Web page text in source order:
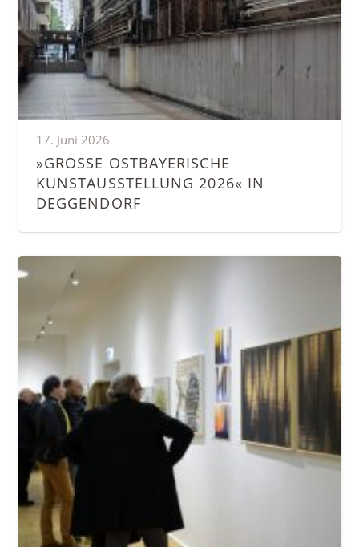
17. Juni 2026
»GROSSE OSTBAYERISCHE K
UNSTAUSSTELLUNG 2026« IN D
EGGENDORF